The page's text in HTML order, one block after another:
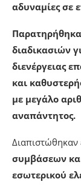
αδυναμίες σε
διαδικασιών
διενέργειας
και